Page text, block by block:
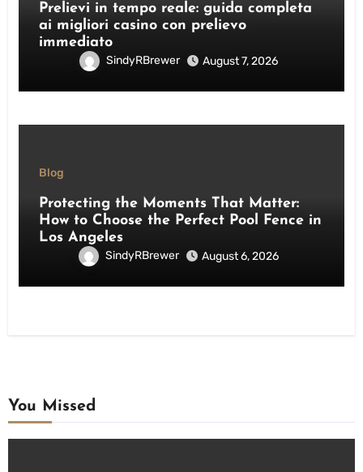
Prelievi in tempo reale: guida completa
ai migliori casino con prelievo
immediato
SindyRBrewer August 7, 2026
Blog
Protecting the Moments That Matter:
How to Choose the Perfect Pool Fence in
Los Angeles
SindyRBrewer August 6, 2026
You Missed